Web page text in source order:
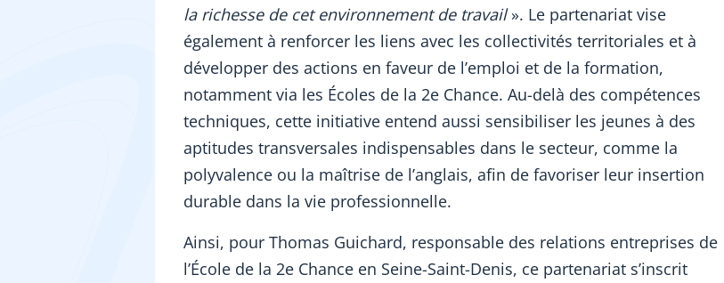
la richesse de cet environnement de travail». Le partenariat vise
également à renforcer les liens avec les collectivités territoriales et à
développer des actions en faveur de l’emploi et de la formation,
notamment via les Écoles de la 2e Chance. Au-delà des compétences
techniques, cette initiative entend aussi sensibiliser les jeunes à des
aptitudes transversales indispensables dans le secteur, comme la
polyvalence ou la maîtrise de l’anglais, afin de favoriser leur insertion
durable dans la vie professionnelle.
Ainsi, pour Thomas Guichard, responsable des relations entreprises de
l’École de la 2e Chance en Seine-Saint-Denis, ce partenariat s’inscrit